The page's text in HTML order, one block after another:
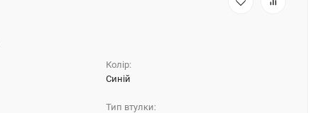
Колір:
Синій
Тип втулки: